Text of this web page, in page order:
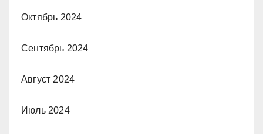
Октябрь 2024
Сентябрь 2024
Август 2024
Июль 2024